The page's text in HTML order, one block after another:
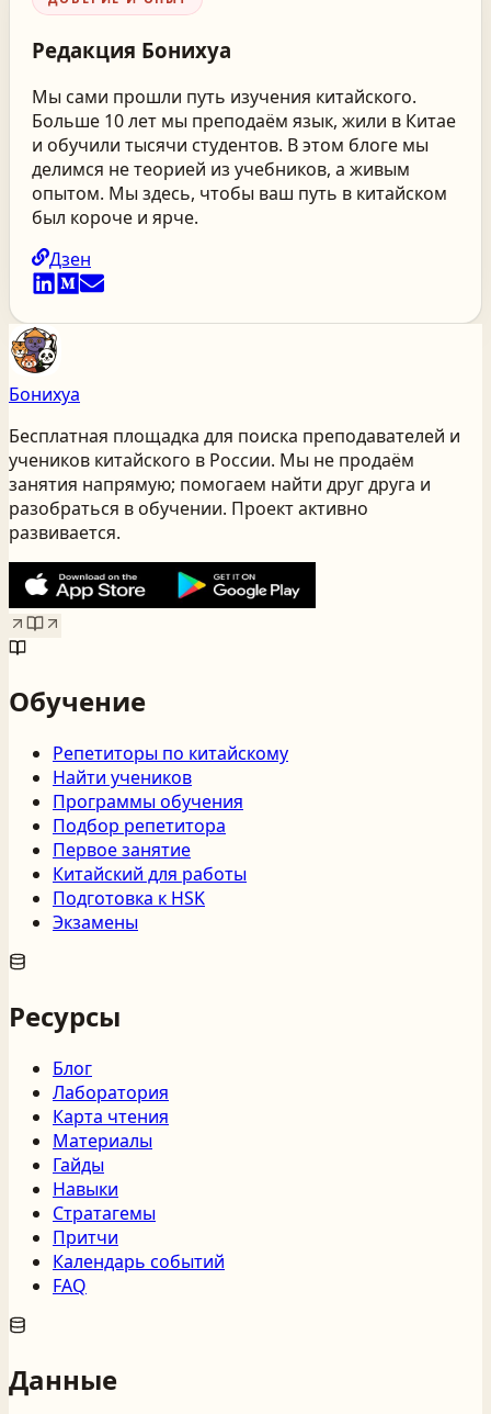
Редакция Бонихуа
Мы сами прошли путь изучения китайского.
Больше 10 лет мы преподаём язык, жили в Китае
и обучили тысячи студентов. В этом блоге мы
делимся не теорией из учебников, а живым
опытом. Мы здесь, чтобы ваш путь в китайском
был короче и ярче.
Дзен
Бонихуа
Бесплатная площадка для поиска преподавателей и
учеников китайского в России. Мы не продаём
занятия напрямую; помогаем найти друг друга и
разобраться в обучении. Проект активно
развивается.
Обучение
Репетиторы по китайскому
Найти учеников
Программы обучения
Подбор репетитора
Первое занятие
Китайский для работы
Подготовка к HSK
Экзамены
Ресурсы
Блог
Лаборатория
Карта чтения
Материалы
Гайды
Навыки
Стратагемы
Притчи
Календарь событий
FAQ
Данные